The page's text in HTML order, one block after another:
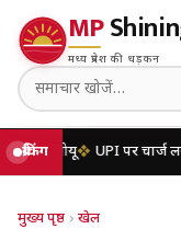
MP
मध्य प्रदेश की धड़कन
ब्रेकिंग
UPI पर चार्ज लगेगा या
मुख्य पृष्ठ › खेल